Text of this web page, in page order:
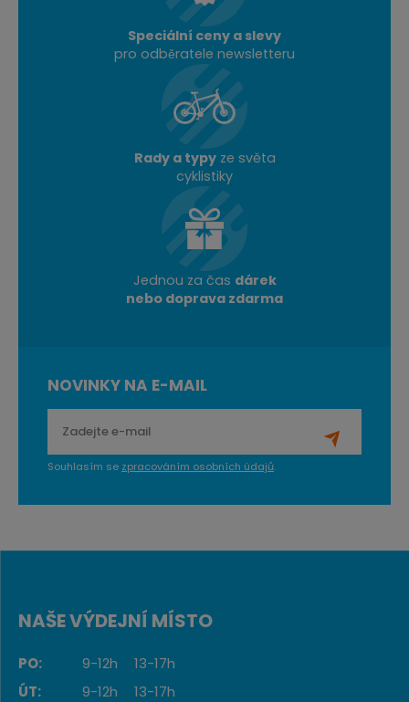
Speciální ceny a slevy
pro odběratele newsletteru
Rady a typyze světa
cyklistiky
Jednou za čas dárek
nebo doprava zdarma
NOVINKY NA E-MAIL
Souhlasím se zpracováním osobních údajů.
NAŠE VÝDEJNÍ MÍSTO
PO: 9-12h
13-17h
ÚT:
9-12h
13-17h